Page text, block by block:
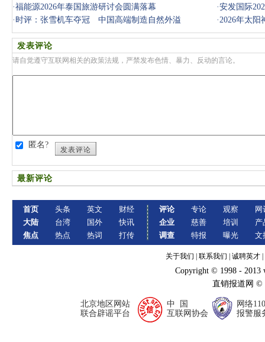
·福能源2026年泰国旅游研讨会圆满落幕 ·安发国际
· 时评：张雪机车夺冠 中国高端制造自然外溢 ·2026年太阳
发表评论
请自觉遵守互联网相关的政策法规，严禁发布色情、暴力、反动的言论。
匿名?
发表评论
最新评论
首页
大陆
焦点
头条
台湾
热点
英文
国外
热词
财经
快讯
打传
评论
企业
调查
专论
慈善
特报
观察
培训
曝光
网
产
文
关于我们 联系我们 诚聘英才
Copyright © 1998 - 2013
直销报道网
北京地区网站
联合辟谣平台
中 国
互联网协会
网络110
报警服